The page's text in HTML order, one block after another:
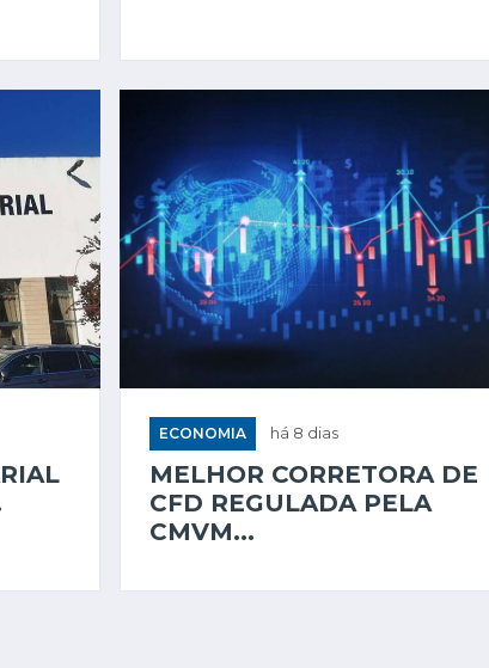
ECONOMIA há 8 dias
MELHOR CORRETORA DE
CFD REGULADA PELA
CMVM...